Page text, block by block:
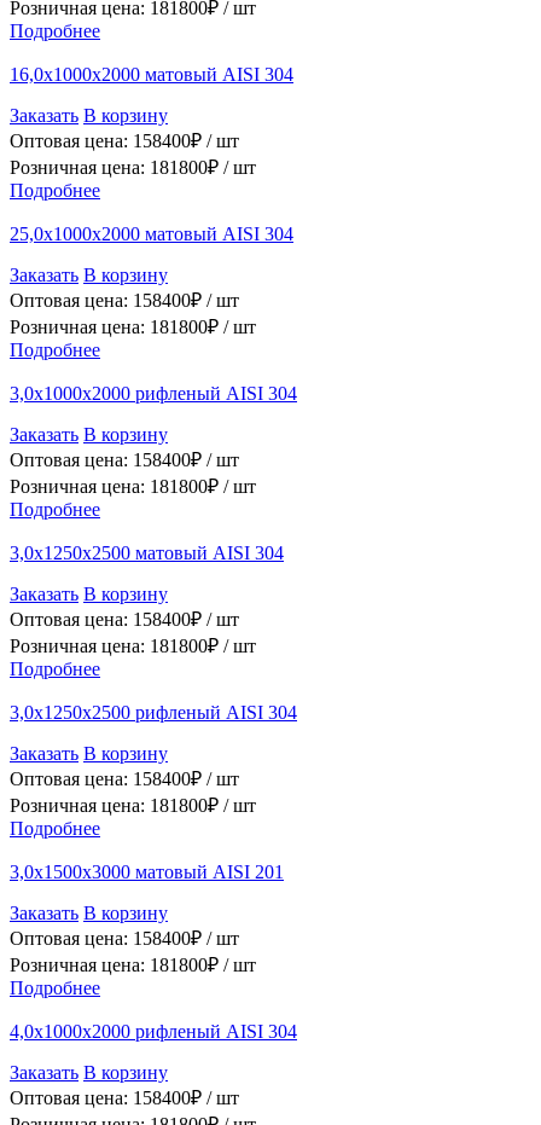
Розничная цена: 181800₽ /шт
Подробнее
16,0х1000х2000 матовый AISI 304
Заказать В корзину
Оптовая цена: 158400₽ /шт
Розничная цена: 181800₽ /шт
Подробнее
25,0х1000х2000 матовый AISI 304
Заказать В корзину
Оптовая цена: 158400₽ /шт
Розничная цена: 181800₽ /шт
Подробнее
3,0х1000х2000 рифленый AISI 304
Заказать В корзину
Оптовая цена: 158400₽ /шт
Розничная цена: 181800₽ /шт
Подробнее
3,0х1250х2500 матовый AISI 304
Заказать В корзину
Оптовая цена: 158400₽ /шт
Розничная цена: 181800₽ /шт
Подробнее
3,0х1250х2500 рифленый AISI 304
Заказать В корзину
Оптовая цена: 158400₽ /шт
Розничная цена: 181800₽ /шт
Подробнее
3,0х1500х3000 матовый AISI 201
Заказать В корзину
Оптовая цена: 158400₽ /шт
Розничная цена: 181800₽ /шт
Подробнее
4,0х1000х2000 рифленый AISI 304
Заказать В корзину
Оптовая цена: 158400₽ /шт